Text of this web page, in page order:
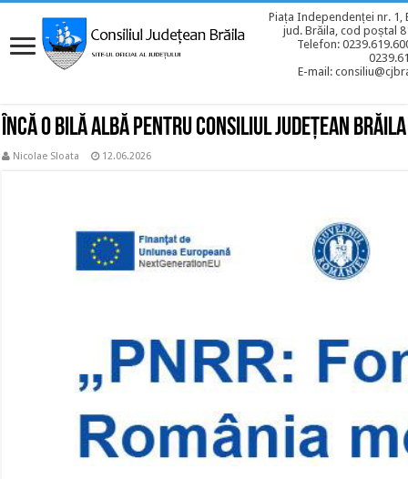
Piața Independenței nr. 1,
jud. Brăila, cod poștal
Telefon:
E-mail:
Încă o bilă albă pentru Consiliul Județean Brăila
Nicolae Sloata 12.06.2026